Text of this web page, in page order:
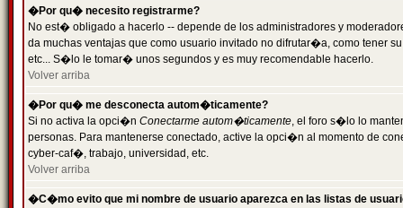
�Por qu� necesito registrarme?
No est� obligado a hacerlo -- depende de los administradores y
da muchas ventajas que como usuario invitado no difrutar�a, como tener
etc... S�lo le tomar� unos segundos y es muy recomendable hacerlo.
Volver arriba
�Por qu� me desconecta autom�ticamente?
Si no activa la opci�n Conectarme autom�ticamente, el foro s�lo lo
personas. Para mantenerse conectado, active la opci�n al momento de
cyber-caf�, trabajo, universidad, etc.
Volver arriba
�C�mo evito que mi nombre de usuario aparezca en las listas de